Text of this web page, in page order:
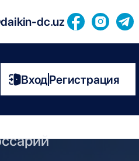
dc.uz
ВходРегистрация